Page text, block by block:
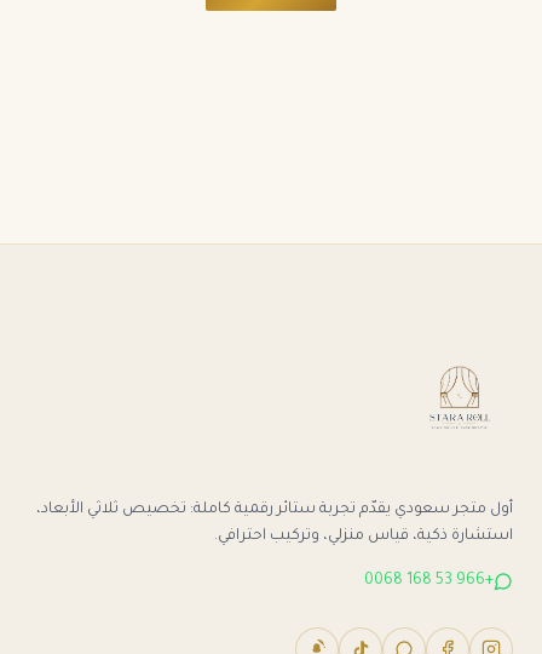
أول متجر سعودي يقدّم تجربة ستائر رقمية كاملة: تخصيص ثلاثي الأبعاد،
استشارة ذكية، قياس منزلي، وتركيب احترافي.
+966 53 168 0068